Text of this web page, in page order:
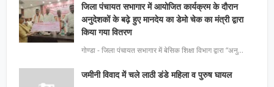
जिला पंचायत सभागार में आयोजित कार्यक्रम के दौरान
अनुदेशकों के बढ़े हुए मानदेय का डेमो चेक का मंत्री द्वारा
किया गया वितरण
गोण्डा - जिला पंचायत सभागार में बेसिक शिक्षा विभाग द्वारा “अनु…
जमीनी विवाद में चले लाठी डंडे महिला व पुरुष घायल